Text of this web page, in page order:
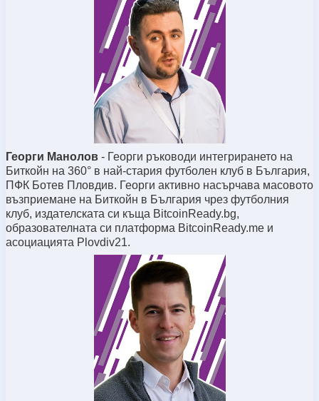
Георги Манолов - Георги ръководи интегрирането на
Биткойн на 360° в най-стария футболен клуб в България,
ПФК Ботев Пловдив. Георги активно насърчава масовото
възприемане на Биткойн в България чрез футболния
клуб, издателската си къща BitcoinReady.bg,
образователната си платформа BitcoinReady.me и
асоциацията Plovdiv21.